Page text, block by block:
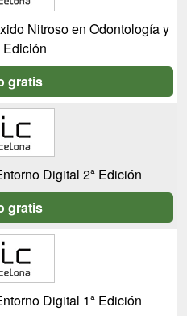
Nitroso en Odontología y
gratis
Digital 2ª Edición
gratis
Digital 1ª Edición